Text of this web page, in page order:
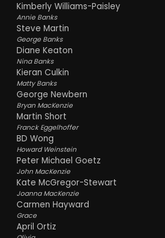
Kimberly Williams-Paisley
Annie Banks
Steve Martin
George Banks
Diane Keaton
Nina Banks
Kieran Culkin
Matty Banks
George Newbern
Bryan MacKenzie
Martin Short
Franck Eggelhoffer
BD Wong
Howard Weinstein
Peter Michael Goetz
John MacKenzie
Kate McGregor-Stewart
Joanna MacKenzie
Carmen Hayward
Grace
April Ortiz